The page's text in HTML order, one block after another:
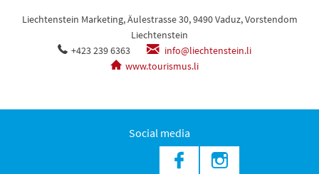
Liechtenstein Marketing, Äulestrasse 30, 9490 Vaduz, Vorstendom
Liechtenstein
+423 239 6363
info@liechtenstein.li
www.tourismus.li
Social media